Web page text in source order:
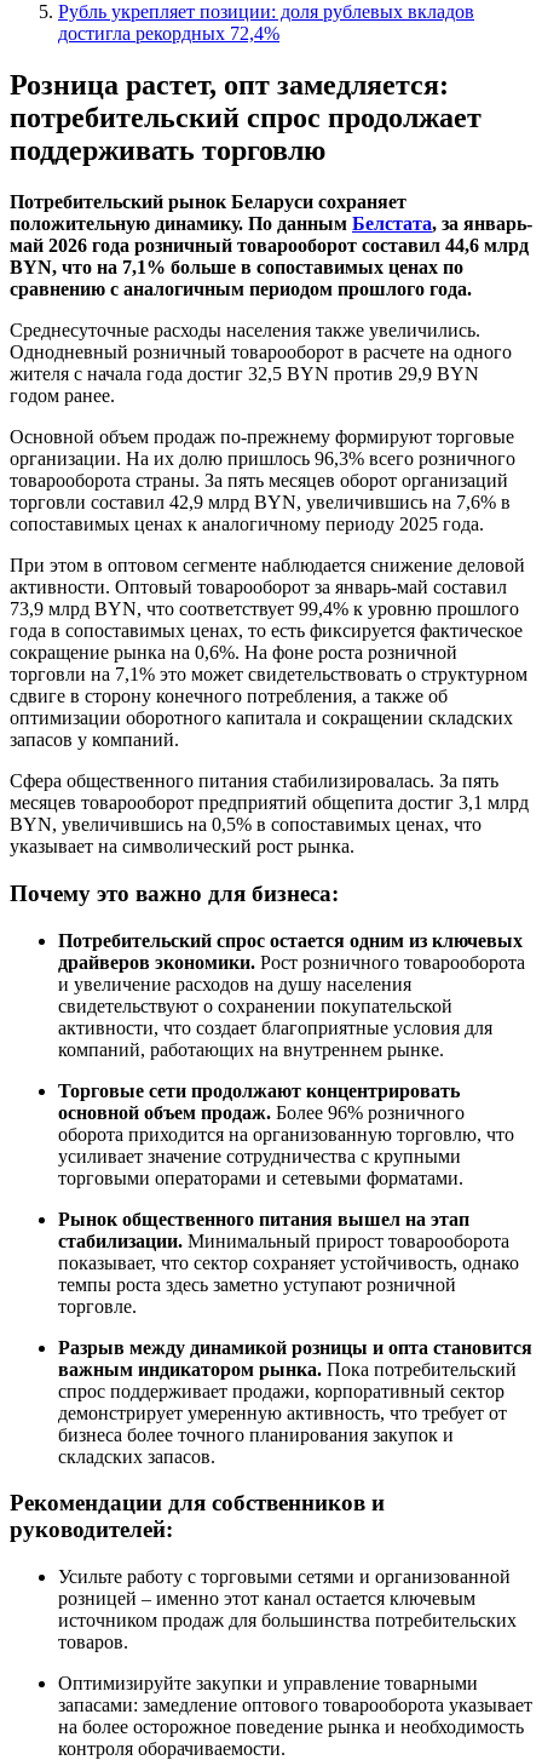
Рубль укрепляет позиции: доля рублевых вкладов
достигла рекордных 72,4%
Розница растет, опт замедляется:
потребительский спрос продолжает
поддерживать торговлю
Потребительский рынок Беларуси сохраняет
положительную динамику. По данным Белстата, за январь-
май 2026 года розничный товарооборот составил 44,6 млрд
BYN, что на 7,1% больше в сопоставимых ценах по
сравнению с аналогичным периодом прошлого года.
Среднесуточные расходы населения также увеличились.
Однодневный розничный товарооборот в расчете на одного
жителя с начала года достиг 32,5 BYN против 29,9 BYN
годом ранее.
Основной объем продаж по-прежнему формируют торговые
организации. На их долю пришлось 96,3% всего розничного
товарооборота страны. За пять месяцев оборот организаций
торговли составил 42,9 млрд BYN, увеличившись на 7,6% в
сопоставимых ценах к аналогичному периоду 2025 года.
При этом в оптовом сегменте наблюдается снижение деловой
активности. Оптовый товарооборот за январь-май составил
73,9 млрд BYN, что соответствует 99,4% к уровню прошлого
года в сопоставимых ценах, то есть фиксируется фактическое
сокращение рынка на 0,6%. На фоне роста розничной
торговли на 7,1% это может свидетельствовать о структурном
сдвиге в сторону конечного потребления, а также об
оптимизации оборотного капитала и сокращении складских
запасов у компаний.
Сфера общественного питания стабилизировалась. За пять
месяцев товарооборот предприятий общепита достиг 3,1 млрд
BYN, увеличившись на 0,5% в сопоставимых ценах, что
указывает на символический рост рынка.
Почему это важно для бизнеса:
Потребительский спрос остается одним из ключевых
драйверов экономики. Рост розничного товарооборота
и увеличение расходов на душу населения
свидетельствуют о сохранении покупательской
активности, что создает благоприятные условия для
компаний, работающих на внутреннем рынке.
Торговые сети продолжают концентрировать
основной объем продаж. Более 96% розничного
оборота приходится на организованную торговлю, что
усиливает значение сотрудничества с крупными
торговыми операторами и сетевыми форматами.
Рынок общественного питания вышел на этап
стабилизации. Минимальный прирост товарооборота
показывает, что сектор сохраняет устойчивость, однако
темпы роста здесь заметно уступают розничной
торговле.
Разрыв между динамикой розницы и опта становится
важным индикатором рынка. Пока потребительский
спрос поддерживает продажи, корпоративный сектор
демонстрирует умеренную активность, что требует от
бизнеса более точного планирования закупок и
складских запасов.
Рекомендации для собственников и
руководителей:
Усильте работу с торговыми сетями и организованной
розницей – именно этот канал остается ключевым
источником продаж для большинства потребительских
товаров.
Оптимизируйте закупки и управление товарными
запасами: замедление оптового товарооборота указывает
на более осторожное поведение рынка и необходимость
контроля оборачиваемости.